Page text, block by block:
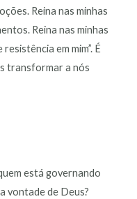
Reina nas minhas
Reina nas minhas
em mim”. É
transformar a nós
está governando
vontade de Deus?